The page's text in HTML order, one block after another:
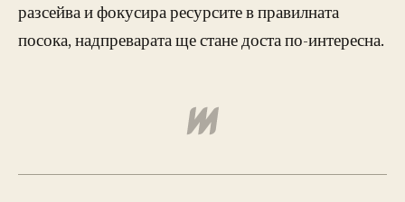
разсейва и фокусира ресурсите в правилната
посока, надпреварата ще стане доста по-интересна.